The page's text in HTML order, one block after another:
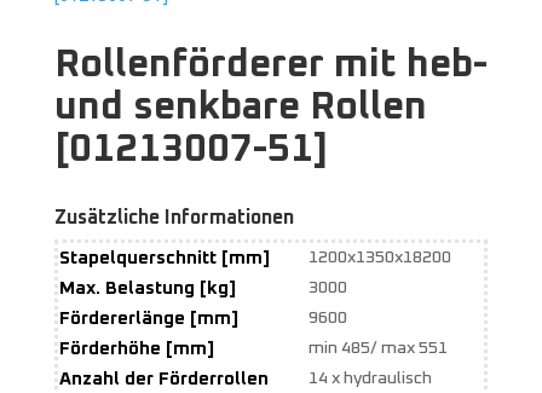
Rollenförderer mit heb-
und senkbare Rollen
[01213007-51]
Zusätzliche Informationen
Stapelquerschnitt [mm] 1200x1350x18200
Max. Belastung [kg] 3000
Fördererlänge [mm] 9600
Förderhöhe [mm] min 485/ max 551
Anzahl der Förderrollen
14 x hydraulisch